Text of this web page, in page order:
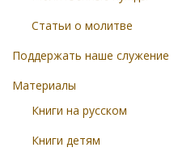
Статьи о молитве
Поддержать наше служение
Материалы
Книги на русском
Книги детям